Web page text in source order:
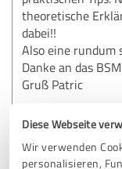
Diese Webseite
Wir verwenden
personalisieren,
theoretische
dabei!!
Also eine rundum
Danke an das
Gruß Patric
Segelschule BSM